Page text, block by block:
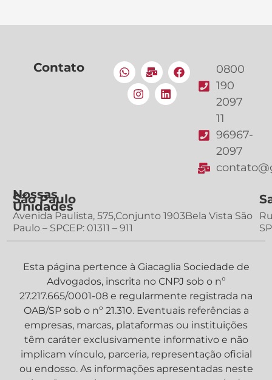
Contato
0800
190
2097
11
96967-
2097
Nossas
Unidades
São Paulo
Avenida Paulista, 575,Conjunto 1903Bela Vista São
Paulo – SPCEP: 01311 – 911
Esta página pertence à Giacaglia Sociedade de
Advogados, inscrita no CNPJ sob o nº
27.217.665/0001-08 e regularmente registrada na
OAB/SP sob o nº 21.310. Eventuais referências a
empresas, marcas, plataformas ou instituições
têm caráter exclusivamente informativo e não
implicam vínculo, parceria, representação oficial
ou endosso. As informações apresentadas neste